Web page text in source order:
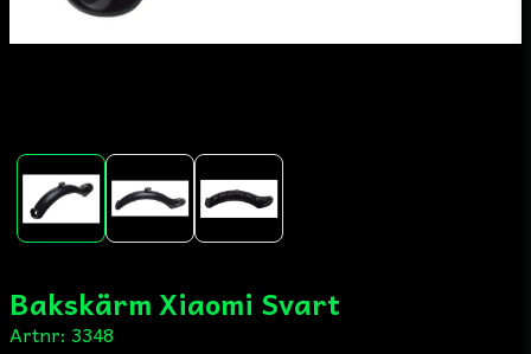
Bakskärm Xiaomi Svart
Artnr: 3348